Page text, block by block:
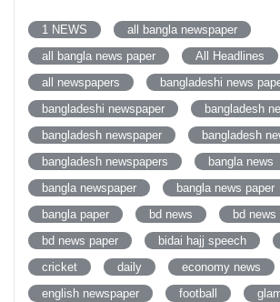
1 NEWS
all bangla newspaper
all bangla news paper
All Headlines
all newspapers
bangladeshi news
bangladeshi newspaper
bangladesh
bangladesh newspaper
bangladesh
bangladesh newspapers
bangla news
bangla newspaper
bangla news paper
bangla paper
bd news
bd news
bd news paper
bidai hajj speech
cricket
daily
economy news
english newspaper
football